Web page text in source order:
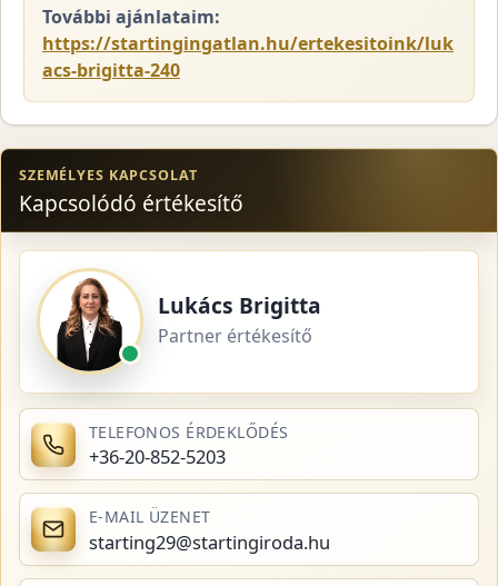
További ajánlataim:
https://startingingatlan.hu/ertekesitoink/luk
acs-brigitta-240
SZEMÉLYES KAPCSOLAT
Kapcsolódó értékesítő
Lukács Brigitta
Partner értékesítő
TELEFONOS ÉRDEKLŐDÉS
+36-20-852-5203
E-MAIL ÜZENET
starting29@startingiroda.hu